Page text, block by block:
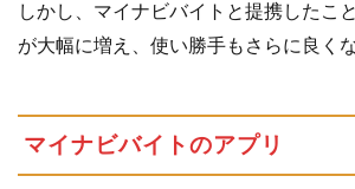
5
ビ
バ
イ
しかし、マイナビバイトと提携したこ
が大幅に増え、使い勝手もさらに良く
マイナビバイトのアプリ